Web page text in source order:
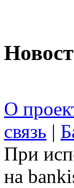
О
связь |
При
на